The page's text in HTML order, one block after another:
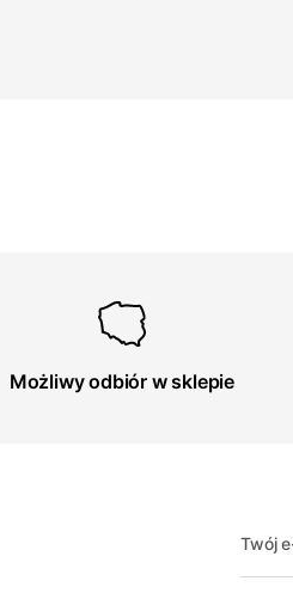
Możliwy odbiór w sklepie
Twój